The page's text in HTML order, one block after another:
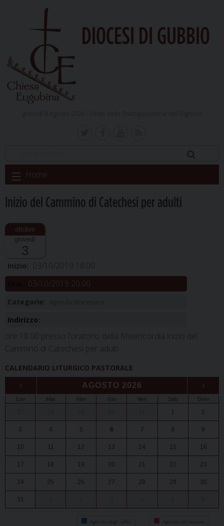
DIOCESI DI GUBBIO
Skip
to
Home
Inizio del Cammino di Catechesi per adulti
giovedì
3
Inizio: 03/10/2019 18:00
03/10/2019 20:00
Categorie:
Indirizzo:
ore 18.00 presso l’oratorio della Misericordia inizio del
Cammino di Catechesi per adulti
CALENDARIO LITURGICO PASTORALE
‹ AGOSTO 2026 ›
Lun Mar Mer Gio Ven Sab Dom
1 2
3 4 5 6 7 8 9
10 11 12 13 14 15 16
17 18 19 20 21 22 23
24 25 26 27 28 29 30
31
Agenda degli uffici Agenda del vescovo